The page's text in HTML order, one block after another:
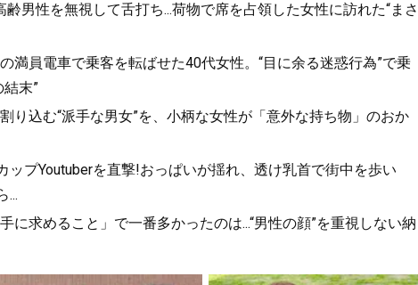
男性を無視して舌打ち...荷物で席を占領した女性に訪れた“まさ
満員電車で乗客を転ばせた40代女性。“目に余る迷惑行為”で乗
末”
り込む“派手な男女”を、小柄な女性が「意外な持ち物」のおか
プYoutuberを直撃!おっぱいが揺れ、透け乳首で街中を歩い
...
求めること」で一番多かったのは...“男性の顔”を重視しない納